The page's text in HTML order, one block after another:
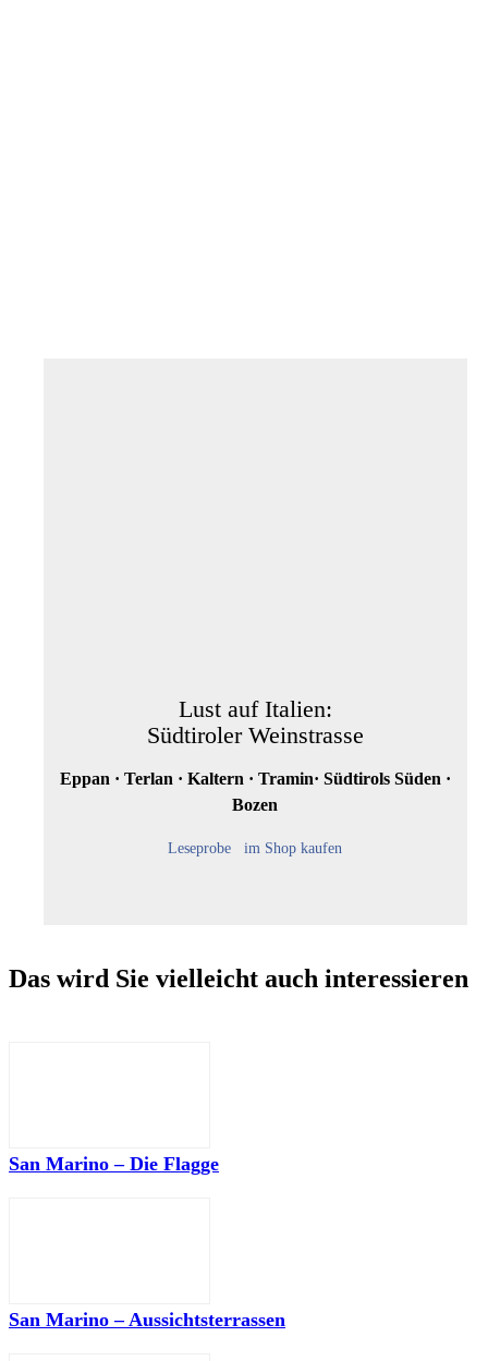
Lust auf Italien:
Südtiroler Weinstrasse
Eppan · Terlan · Kaltern · Tramin· Südtirols Süden ·
Bozen
Leseprobe im Shop kaufen
Das wird Sie vielleicht auch interessieren
San Marino – Die Flagge
San Marino – Aussichtsterrassen